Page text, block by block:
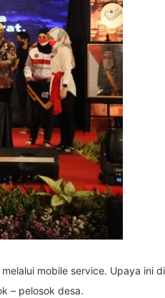
mobile service. Upaya ini
– pelosok desa.